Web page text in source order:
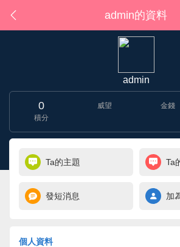
admin的資料
admin
0
積分
威望 金錢
Ta的主題 Ta
發短消息 加
個人資料